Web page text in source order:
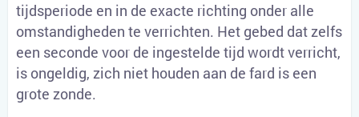
tijdsperiode en in de exacte richting onder alle
omstandigheden te verrichten. Het gebed dat zelfs
een seconde voor de ingestelde tijd wordt verricht,
is ongeldig, zich niet houden aan de fard is een
grote zonde.